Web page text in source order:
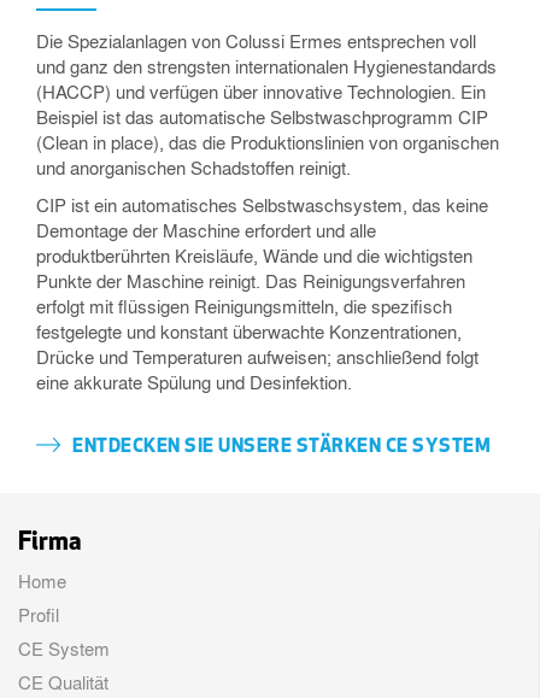
Die Spezialanlagen von Colussi Ermes entsprechen voll
und ganz den strengsten internationalen Hygienestandards
(HACCP) und verfügen über innovative Technologien. Ein
Beispiel ist das automatische Selbstwaschprogramm CIP
(Clean in place), das die Produktionslinien von organischen
und anorganischen Schadstoffen reinigt.
CIP ist ein automatisches Selbstwaschsystem, das keine
Demontage der Maschine erfordert und alle
produktberührten Kreisläufe, Wände und die wichtigsten
Punkte der Maschine reinigt. Das Reinigungsverfahren
erfolgt mit flüssigen Reinigungsmitteln, die spezifisch
festgelegte und konstant überwachte Konzentrationen,
Drücke und Temperaturen aufweisen; anschließend folgt
eine akkurate Spülung und Desinfektion.
ENTDECKEN SIE UNSERE STÄRKEN CE SYSTEM
Firma
Home
Profil
CE System
CE Qualität